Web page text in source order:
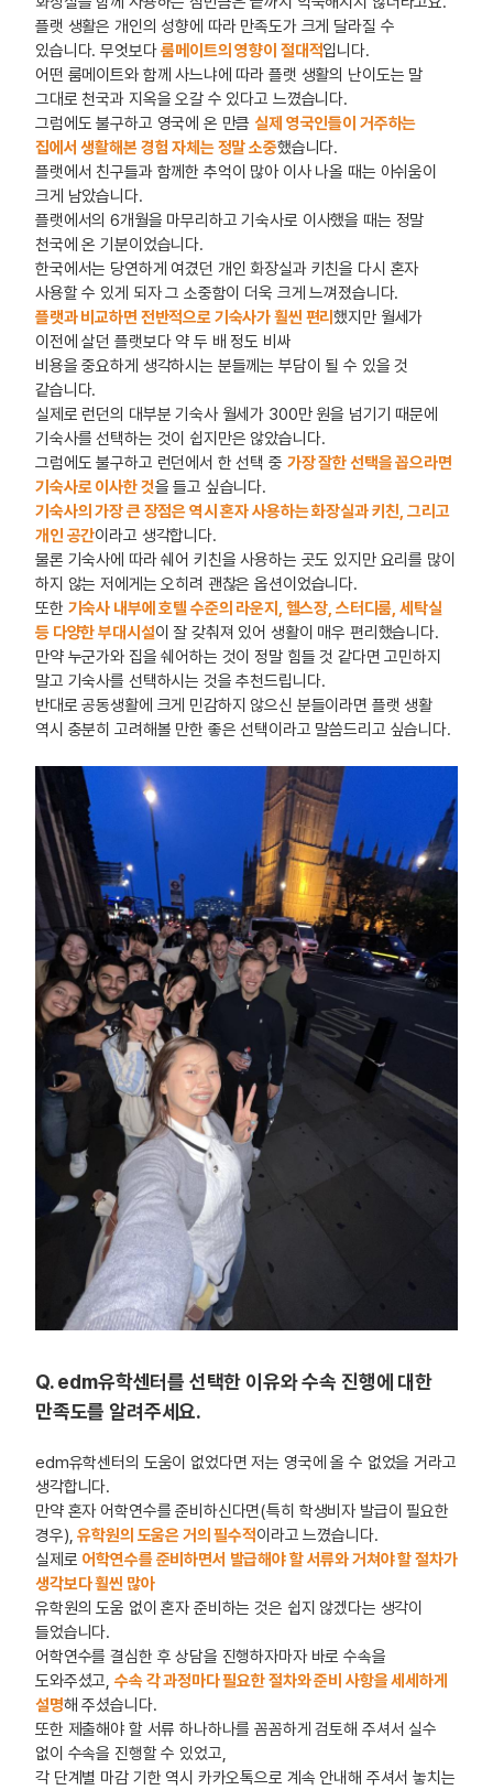
플랫 생활은 개인의 성향에 따라 만족도가 크게 달라질 수
있습니다. 무엇보다룸메이트의 영향이 절대적입니다.
어떤 룸메이트와 함께 사느냐에 따라 플랫 생활의 난이도는 말
그대로 천국과 지옥을 오갈 수 있다고 느꼈습니다.
그럼에도 불구하고 영국에 온 만큼 실제 영국인들이 거주하는
집에서 생활해본 경험 자체는 정말 소중했습니다.
플랫에서 친구들과 함께한 추억이 많아 이사 나올 때는 아쉬움이
크게 남았습니다.
플랫에서의 6개월을 마무리하고 기숙사로 이사했을 때는 정말
천국에 온 기분이었습니다.
한국에서는 당연하게 여겼던 개인 화장실과 키친을 다시 혼자
사용할 수 있게 되자 그 소중함이 더욱 크게 느껴졌습니다.
플랫과 비교하면 전반적으로 기숙사가 훨씬 편리했지만 월세가
이전에 살던 플랫보다 약 두 배 정도 비싸
비용을 중요하게 생각하시는 분들께는 부담이 될 수 있을 것
같습니다.
실제로 런던의 대부분 기숙사 월세가 300만 원을 넘기기 때문에
기숙사를 선택하는 것이 쉽지만은 않았습니다.
그럼에도 불구하고 런던에서 한 선택 중 가장 잘한 선택을 꼽으라면
기숙사로 이사한 것을 들고 싶습니다.
기숙사의 가장 큰 장점은 역시 혼자 사용하는 화장실과 키친, 그리고
개인 공간이라고 생각합니다.
물론 기숙사에 따라 쉐어 키친을 사용하는 곳도 있지만 요리를 많이
하지 않는 저에게는 오히려 괜찮은 옵션이었습니다.
또한 기숙사 내부에 호텔 수준의 라운지, 헬스장, 스터디룸, 세탁실
등 다양한 부대시설이 잘 갖춰져 있어 생활이 매우 편리했습니다.
만약 누군가와 집을 쉐어하는 것이 정말 힘들 것 같다면 고민하지
말고 기숙사를 선택하시는 것을 추천드립니다.
반대로 공동생활에 크게 민감하지 않으신 분들이라면 플랫 생활
역시 충분히 고려해볼 만한 좋은 선택이라고 말씀드리고 싶습니다.
Q. edm유학센터를 선택한 이유와 수속 진행에 대한
만족도를 알려주세요.
edm유학센터의 도움이 없었다면 저는 영국에 올 수 없었을 거라고
생각합니다.
만약 혼자 어학연수를 준비하신다면(특히 학생비자 발급이 필요한
경우),유학원의 도움은 거의 필수적이라고 느꼈습니다.
실제로 어학연수를 준비하면서 발급해야 할 서류와 거쳐야 할 절차가
생각보다 훨씬 많아
유학원의 도움 없이 혼자 준비하는 것은 쉽지 않겠다는 생각이
들었습니다.
어학연수를 결심한 후 상담을 진행하자마자 바로 수속을
도와주셨고, 수속 각 과정마다 필요한 절차와 준비 사항을 세세하게
설명해 주셨습니다.
또한 제출해야 할 서류 하나하나를 꼼꼼하게 검토해 주셔서 실수
없이 수속을 진행할 수 있었고,
각 단계별 마감 기한 역시 카카오톡으로 계속 안내해 주셔서 놓치는